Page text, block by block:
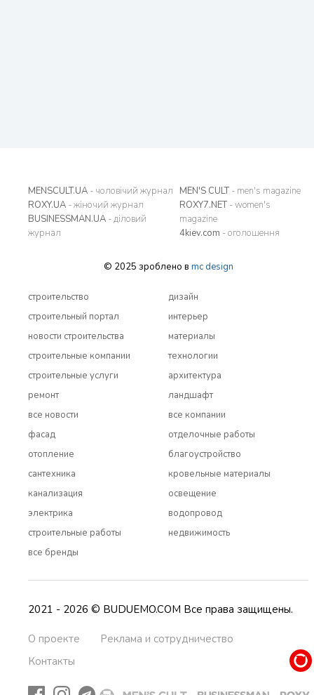
MENSCULT.UA - чоловічий журнал
ROXY.UA - жіночий журнал
BUSINESSMAN.UA - діловий
журнал
MEN'S CULT- men's magazine
ROXY7.NET- women's
magazine
4kiev.com - оголошення
© 2025 зроблено в mc design
строительство
строительный портал
новости строительства
строительные компании
строительные услуги
ремонт
все новости
дизайн
интерьер
материалы
технологии
архитектура
ландшафт
все компании
фасад
отопление
сантехника
канализация
электрика
строительные работы
все бренды
отделочные работы
благоустройство
кровельные материалы
освещение
водопровод
недвижимость
2021 - 2026 © BUDUEMO.COM Все права защищены.
О проекте
Реклама и сотрудничество
Контакты